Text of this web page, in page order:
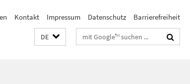
Kontakt Impressum Datenschutz Barrierefreiheit
DE Suchbegriffe